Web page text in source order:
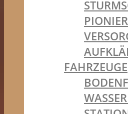
PIONIER
FAHRZEUGE